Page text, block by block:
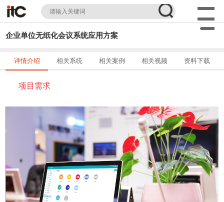
企业单位无纸化会议系统应用方案
详情介绍 相关系统 相关案例 相关视频 资料下载
项目需求